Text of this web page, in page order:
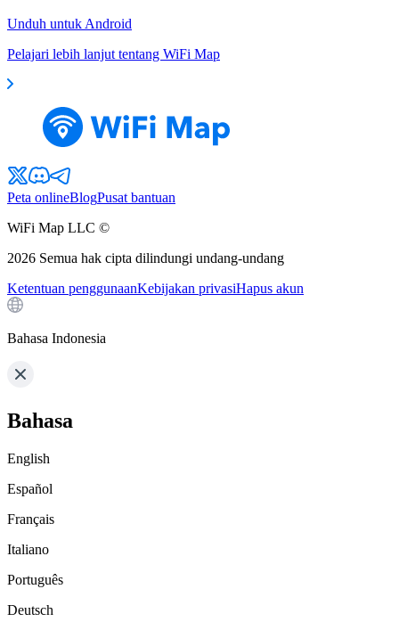
Unduh untuk Android
Pelajari lebih lanjut tentang WiFi Map
Peta onlineBlogPusat bantuan
WiFi Map LLC ©
2026 Semua hak cipta dilindungi undang-undang
Ketentuan penggunaanKebijakan privasiHapus akun
Bahasa Indonesia
Bahasa
English
Español
Français
Italiano
Português
Deutsch